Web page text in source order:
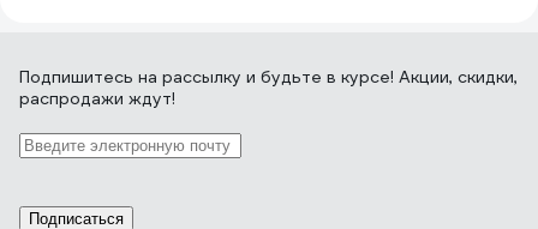
Подпишитесь на рассылку и будьте в курсе! Акции, скидки,
распродажи ждут!
Подписаться